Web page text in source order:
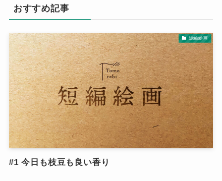
おすすめ記事
短編絵画
#1 今日も枝豆も良い香り